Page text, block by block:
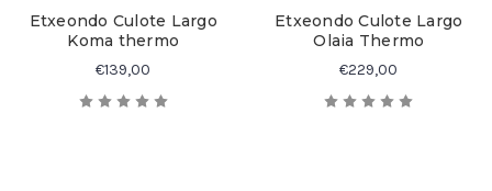
Etxeondo Culote Largo
Koma thermo
€139,00
Etxeondo Culote Largo
Olaia Thermo
€229,00